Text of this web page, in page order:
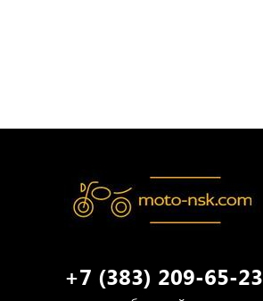
+7 (383) 209-65-23